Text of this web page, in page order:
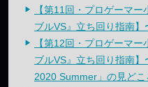
【第11回・プロゲーマ
ブルVS』立ち回り指南
【第12回・プロゲーマ
ブルVS』立ち回り指南
2020 Summer」の見どこ